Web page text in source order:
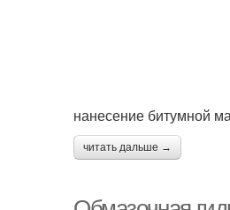
нанесение битумной
читать дальше →